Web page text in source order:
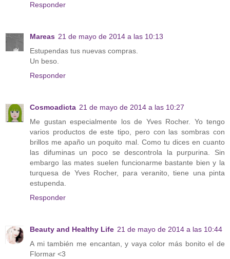
Responder
Mareas 21 de mayo de 2014 a las 10:13
Estupendas tus nuevas compras.
Un beso.
Responder
Cosmoadicta 21 de mayo de 2014 a las 10:27
Me gustan especialmente los de Yves Rocher. Yo tengo
varios productos de este tipo, pero con las sombras con
brillos me apaño un poquito mal. Como tu dices en cuanto
las difuminas un poco se descontrola la purpurina. Sin
embargo las mates suelen funcionarme bastante bien y la
turquesa de Yves Rocher, para veranito, tiene una pinta
estupenda.
Responder
Beauty and Healthy Life 21 de mayo de 2014 a las 10:44
A mi también me encantan, y vaya color más bonito el de
Flormar <3